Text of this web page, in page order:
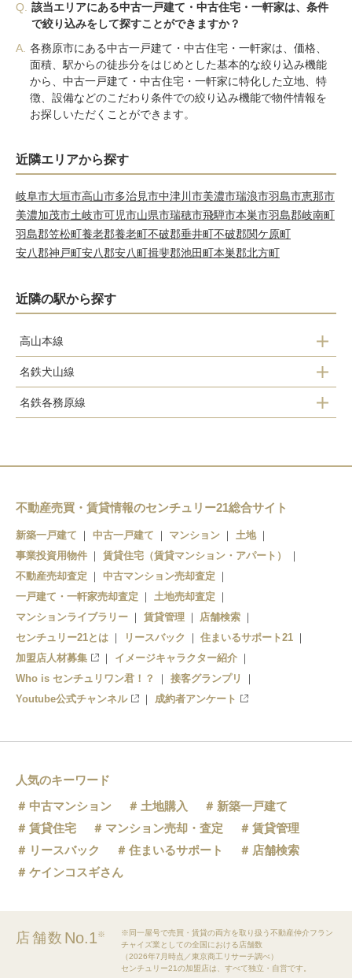
Q.
該当エリアにある中古一戸建て・中古住宅・一軒家は、条件
で絞り込みをして探すことができますか？
A. 各務原市にある中古一戸建て・中古住宅・一軒家は、価格、
面積、駅からの徒歩分をはじめとした基本的な絞り込み機能
から、中古一戸建て・中古住宅・一軒家に特化した立地、特
徴、設備などのこだわり条件での絞り込み機能で物件情報を
お探しいただくことができます。
近隣エリアから探す
岐阜市大垣市高山市多治見市中津川市美濃市瑞浪市羽島市恵那市
美濃加茂市土岐市可児市山県市瑞穂市飛騨市本巣市羽島郡岐南町
羽島郡笠松町養老郡養老町不破郡垂井町不破郡関ケ原町
安八郡神戸町安八郡安八町揖斐郡池田町本巣郡北方町
近隣の駅から探す
高山本線
那加駅
蘇原駅
名鉄犬山線
新鵜沼駅
名鉄各務原線
新那加駅
市民公園前駅
各務原市役所前駅
六軒駅
三柿野駅
二十軒駅
名電各務原駅
苧ケ瀬駅
羽場駅
鵜沼宿駅
新鵜沼駅
不動産売買・賃貸情報のセンチュリー21総合サイト
新築一戸建て 中古一戸建て マンション
土地
事業投資用物件
賃貸住宅（賃貸マンション・アパート）
不動産売却査定
中古マンション売却査定
一戸建て・一軒家売却査定
土地売却査定
マンションライブラリー
賃貸管理
店舗検索
センチュリー21とは
リースバック
住まいるサポート21
加盟店人材募集
イメージキャラクター紹介
Who is センチュリワン君！？
接客グランプリ
Youtube公式チャンネル
成約者アンケート
人気のキーワード
中古マンション
土地購入
新築一戸建て
賃貸住宅
マンション売却・査定
賃貸管理
リースバック
住まいるサポート
店舗検索
ケインコスギさん
店舗数 No.1※
※同一屋号で売買・賃貸の両方を取り扱う不動産仲介フラン
チャイズ業としての全国における店舗数
（2026年7月時点／東京商工リサーチ調べ）
センチュリー21の加盟店は、すべて独立・自営です。